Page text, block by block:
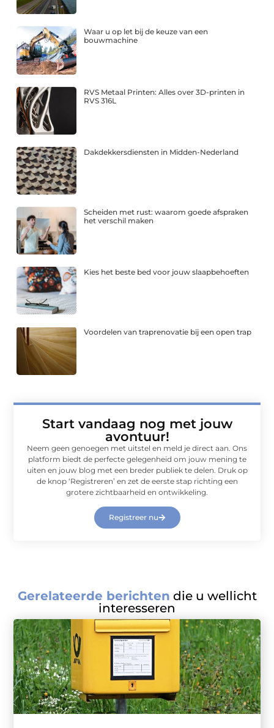
Waar u op let bij de keuze van een
bouwmachine
RVS Metaal Printen: Alles over 3D-printen in
RVS 316L
Dakdekkersdiensten in Midden-Nederland
Scheiden met rust: waarom goede afspraken
het verschil maken
Kies het beste bed voor jouw slaapbehoeften
Voordelen van traprenovatie bij een open trap
Start vandaag nog met jouw
avontuur!
Neem geen genoegen met uitstel en meld je direct aan. Ons
platform biedt de perfecte gelegenheid om jouw mening te
uiten en jouw blog met een breder publiek te delen. Druk op
de knop ‘Registreren’ en zet de eerste stap richting een
grotere zichtbaarheid en ontwikkeling.
Registreer nu
Gerelateerde berichten die u wellicht
interesseren